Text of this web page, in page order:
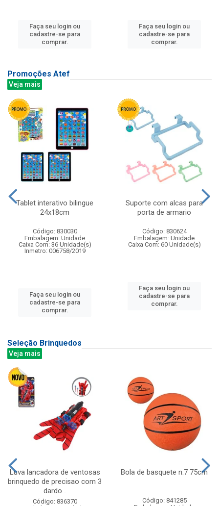
Faça seu login ou
cadastre-se para
comprar.
Faça seu login ou
cadastre-se para
comprar.
Promoções Atef
Veja mais
Tablet interativo bilingue
24x18cm
Código: 830030
Embalagem: Unidade
Caixa Com: 36 Unidade(s)
Inmetro: 006758/2019
Faça seu login ou
cadastre-se para
comprar.
Suporte com alcas para
porta de armario
Código: 830624
Embalagem: Unidade
Caixa Com: 60 Unidade(s)
Faça seu login ou
cadastre-se para
comprar.
Seleção Brinquedos
Veja mais
Luva lancadora de ventosas
brinquedo de precisao com 3
dardo...
Código: 836370
Bola de basquete n.7 75cm
Código: 841285